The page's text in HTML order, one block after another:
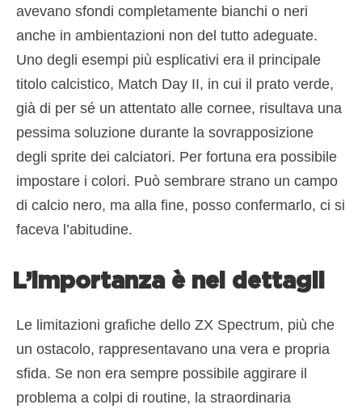
avevano sfondi completamente bianchi o neri
anche in ambientazioni non del tutto adeguate.
Uno degli esempi più esplicativi era il principale
titolo calcistico, Match Day II, in cui il prato verde,
già di per sé un attentato alle cornee, risultava una
pessima soluzione durante la sovrapposizione
degli sprite dei calciatori. Per fortuna era possibile
impostare i colori. Può sembrare strano un campo
di calcio nero, ma alla fine, posso confermarlo, ci si
faceva l’abitudine.
L’importanza è nei dettagli
Le limitazioni grafiche dello ZX Spectrum, più che
un ostacolo, rappresentavano una vera e propria
sfida. Se non era sempre possibile aggirare il
problema a colpi di routine, la straordinaria